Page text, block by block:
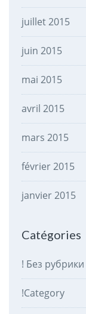
juillet 2015
juin 2015
mai 2015
avril 2015
mars 2015
février 2015
janvier 2015
Catégories
! Без рубрики
!Category